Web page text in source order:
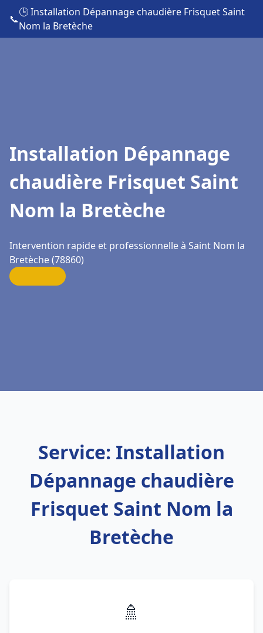
📞
🕒 Installation Dépannage chaudière Frisquet Saint
Nom la Bretèche
Installation Dépannage
chaudière Frisquet Saint
Nom la Bretèche
Intervention rapide et professionnelle à Saint Nom la
Bretèche (78860)
Service: Installation
Dépannage chaudière
Frisquet Saint Nom la
Bretèche
🚿